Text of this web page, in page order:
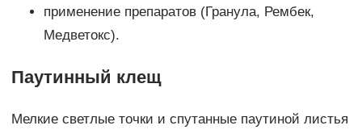
применение препаратов (Гранула, Рембек,
Медветокс).
Паутинный клещ
Мелкие светлые точки и спутанные паутиной листья